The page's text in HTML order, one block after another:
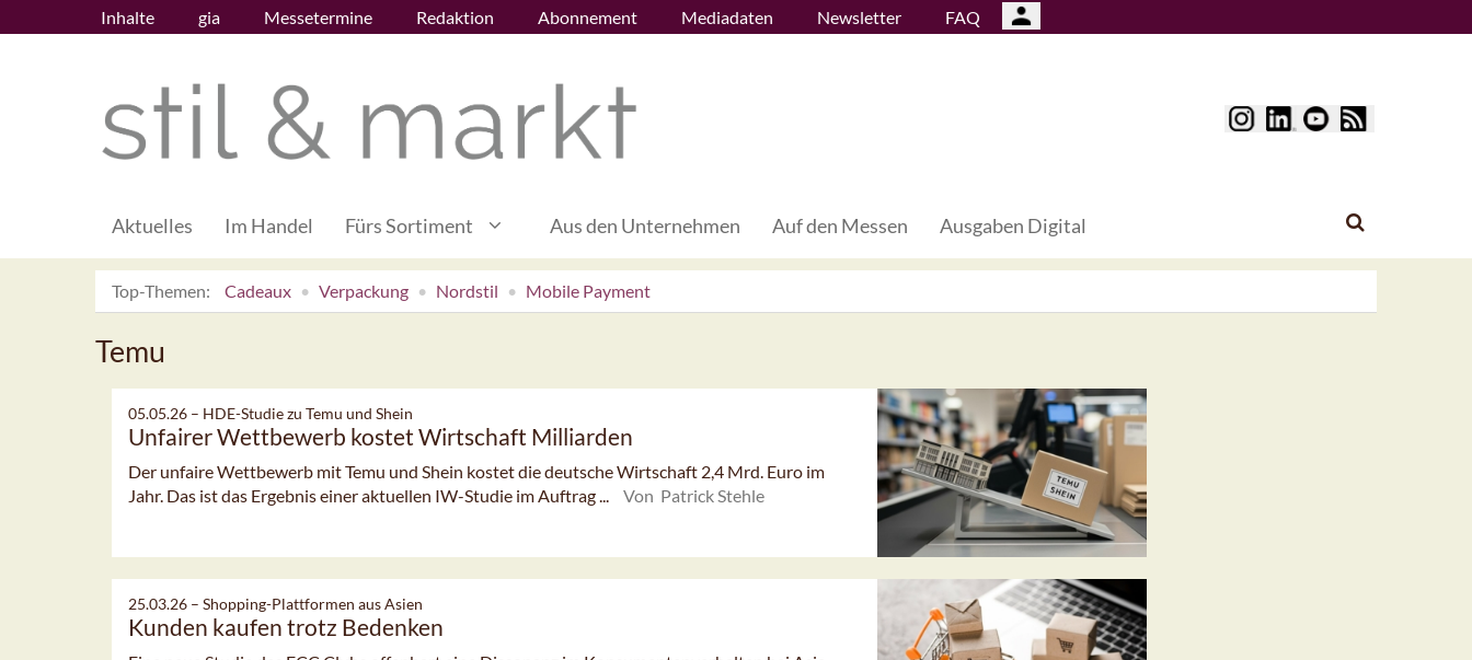
Inhalte gia Messetermine Redaktion Abonnement Mediadaten Newsletter FAQ
Aktuelles Im Handel Fürs Sortiment Aus den Unternehmen Auf den Messen Ausgaben Digital
Top-Themen: Cadeaux Verpackung Nordstil Mobile Payment
Temu
05.05.26 – HDE-Studie zu Temu und Shein
Unfairer Wettbewerb kostet Wirtschaft Milliarden
Der unfaire Wettbewerb mit Temu und Shein kostet die deutsche Wirtschaft 2,4 Mrd. Euro im
Jahr. Das ist das Ergebnis einer aktuellen IW-Studie im Auftrag ...
Von Patrick Stehle
25.03.26 – Shopping-Plattformen aus Asien
Kunden kaufen trotz Bedenken